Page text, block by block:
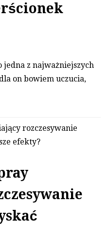
z najważniejszych
on bowiem uczucia,